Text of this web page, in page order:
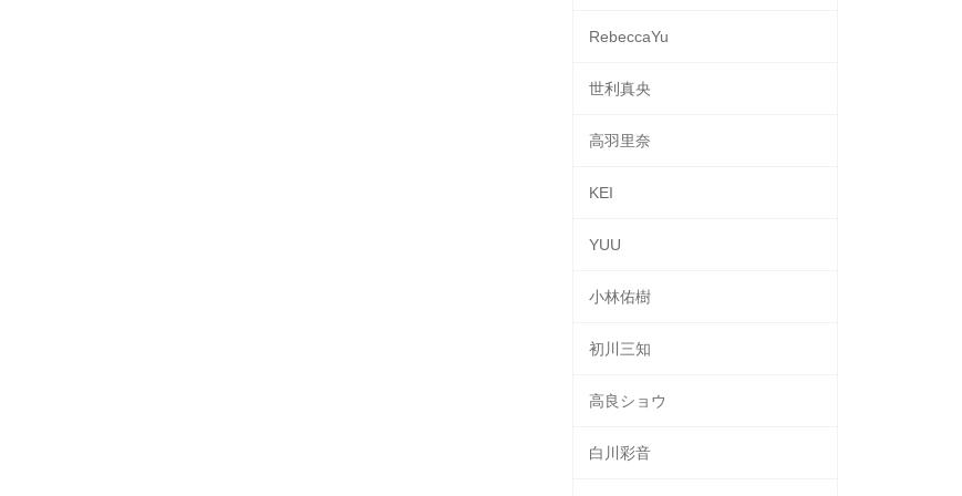
RebeccaYu
世利真央
高羽里奈
KEI
YUU
小林佑樹
初川三知
高良ショウ
白川彩音